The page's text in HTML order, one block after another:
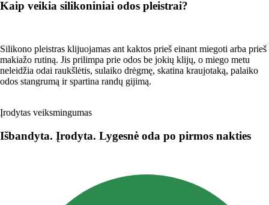
Kaip veikia silikoniniai odos pleistrai?
Silikono pleistras klijuojamas ant kaktos prieš einant miegoti arba prieš
makiažo rutiną. Jis prilimpa prie odos be jokių klijų, o miego metu
neleidžia odai raukšlėtis, sulaiko drėgmę, skatina kraujotaką, palaiko
odos stangrumą ir spartina randų gijimą.
Įrodytas veiksmingumas
Išbandyta. Įrodyta. Lygesnė oda po pirmos nakties